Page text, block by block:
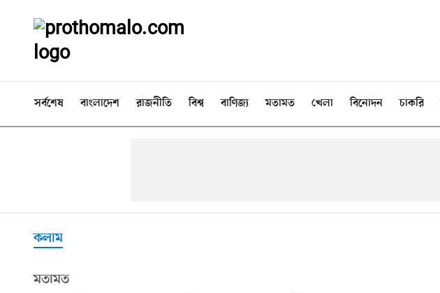
সর্বশেষ বাংলাদেশ রাজনীতি বিশ্ব বাণিজ্য মতামত খেলা বিনোদন চাকরি
কলাম
মতামত